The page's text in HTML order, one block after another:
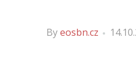
Byeosbn.cz